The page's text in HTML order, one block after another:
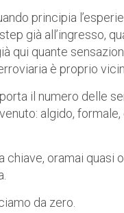
principia
già all’ingresso,
qui quante
è proprio
il numero delle
algido, formale,
oramai quasi
da zero.